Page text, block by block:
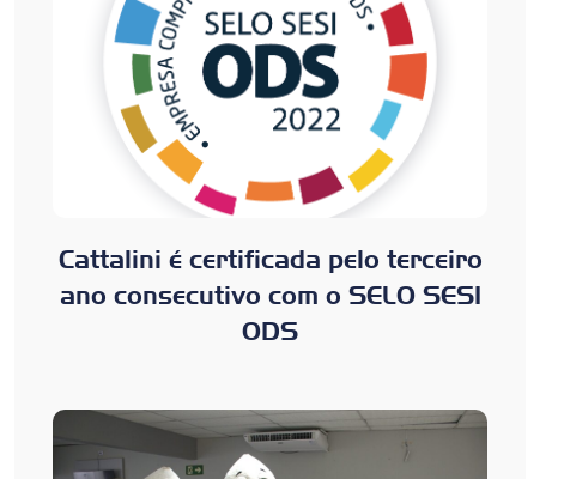
Cattalini é certificada pelo terceiro
ano consecutivo com o SELO SESI
ODS